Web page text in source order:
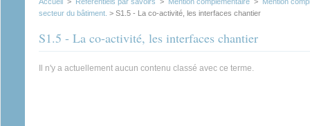
secteur du bâtiment. > S1.5 - La co-activité, les interfaces chantier
S1.5 - La co-activité, les interfaces chantier
Il n'y a actuellement aucun contenu classé avec ce terme.